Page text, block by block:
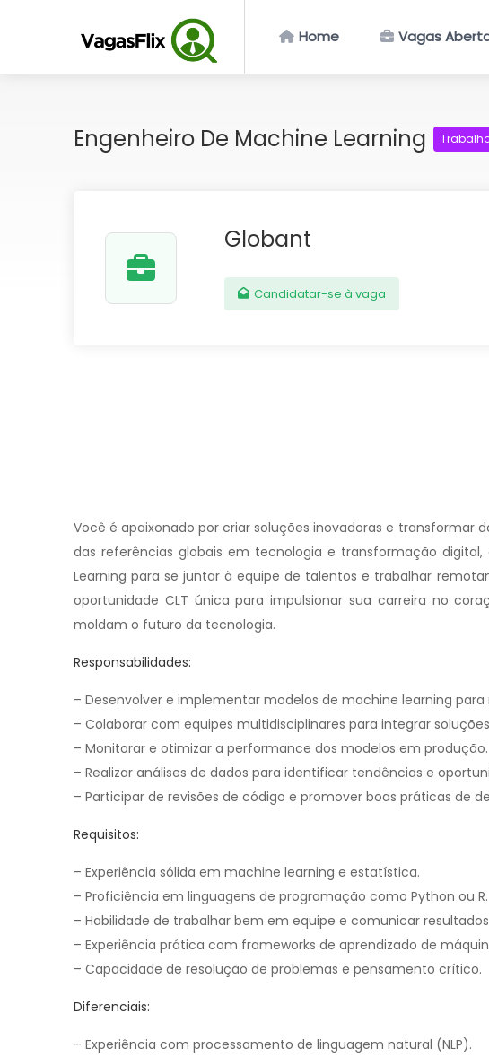
Home Vagas
Engenheiro De Machine Learning
Globant
Candidatar-se à vaga
Você é apaixonado por criar soluções inovadoras e transformar
das referências globais em tecnologia e transformação
Learning para se juntar à equipe de talentos e trabalhar
oportunidade CLT única para impulsionar sua carreira no
moldam o futuro da tecnologia.
Responsabilidades:
– Desenvolver e implementar modelos de machine learning
– Colaborar com equipes multidisciplinares para integrar
– Monitorar e otimizar a performance dos modelos em produção.
– Realizar análises de dados para identificar tendências e
– Participar de revisões de código e promover boas práticas de
Requisitos:
– Experiência sólida em machine learning e estatística.
– Proficiência em linguagens de programação como Python ou R.
– Habilidade de trabalhar bem em equipe e comunicar
– Experiência prática com frameworks de aprendizado de
– Capacidade de resolução de problemas e pensamento crítico.
Diferenciais:
– Experiência com processamento de linguagem natural (NLP).